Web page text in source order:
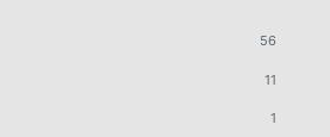
56
11
1